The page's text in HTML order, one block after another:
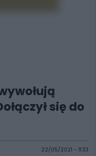
się do
22/05/2021 - 11:33